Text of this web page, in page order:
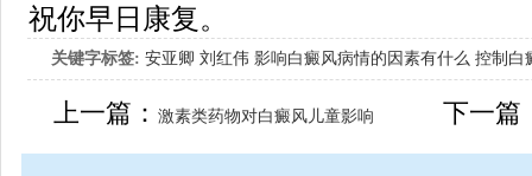
祝你早日康复。
关键字标签: 安亚卿 刘红伟 影响白癜风病情的因素有什么 控制白
女生应该如何治疗呢
上一篇：激素类药物对白癜风儿童影响 下一篇